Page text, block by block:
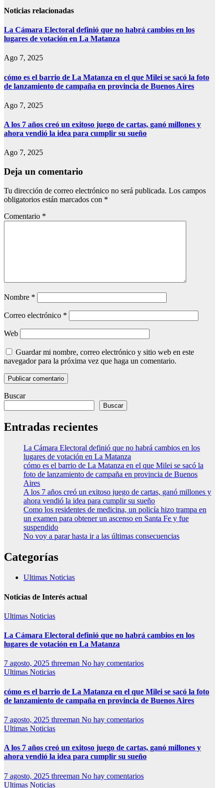
Noticias relacionadas
La Cámara Electoral definió que no habrá cambios en los
lugares de votación en La Matanza
Ago 7, 2025
cómo es el barrio de La Matanza en el que Milei se sacó la foto
de lanzamiento de campaña en provincia de Buenos Aires
Ago 7, 2025
A los 7 años creó un exitoso juego de cartas, ganó millones y
ahora vendió la idea para cumplir su sueño
Ago 7, 2025
Deja un comentario
Tu dirección de correo electrónico no será publicada. Los campos
obligatorios están marcados con *
Comentario *
Nombre *
Correo electrónico *
Web
Guardar mi nombre, correo electrónico y sitio web en este
navegador para la próxima vez que haga un comentario.
Buscar
Buscar
Entradas recientes
La Cámara Electoral definió que no habrá cambios en los
lugares de votación en La Matanza
cómo es el barrio de La Matanza en el que Milei se sacó la
foto de lanzamiento de campaña en provincia de Buenos
Aires
A los 7 años creó un exitoso juego de cartas, ganó millones y
ahora vendió la idea para cumplir su sueño
Como los residentes de medicina, un policía hizo trampa en
un examen para obtener un ascenso en Santa Fe y fue
suspendido
No voy a parar hasta ir a las últimas consecuencias
Categorías
Ultimas Noticias
Noticias de Interés actual
Ultimas Noticias
La Cámara Electoral definió que no habrá cambios en los
lugares de votación en La Matanza
7 agosto, 2025 threeman No hay comentarios
Ultimas Noticias
cómo es el barrio de La Matanza en el que Milei se sacó la foto
de lanzamiento de campaña en provincia de Buenos Aires
7 agosto, 2025 threeman No hay comentarios
Ultimas Noticias
A los 7 años creó un exitoso juego de cartas, ganó millones y
ahora vendió la idea para cumplir su sueño
7 agosto, 2025 threeman No hay comentarios
Ultimas Noticias